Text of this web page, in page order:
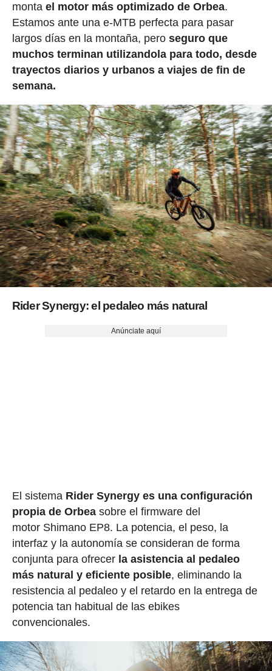
monta el motor más optimizado de Orbea.
Estamos ante una e-MTB perfecta para pasar
largos días en la montaña, pero seguro que
muchos terminan utilizandola para todo, desde
trayectos diarios y urbanos a viajes de fin de
semana.
Rider Synergy: el pedaleo más natural
Anúnciate aquí
El sistema Rider Synergy es una configuración
propia de Orbeasobre el firmware del
motor Shimano EP8. La potencia, el peso, la
interfaz y la autonomía se consideran de forma
conjunta para ofrecerla asistencia al pedaleo
más natural y eficiente posible, eliminando la
resistencia al pedaleo y el retardo en la entrega de
potencia tan habitual de las ebikes
convencionales.